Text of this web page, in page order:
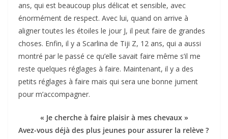
ans, qui est beaucoup plus délicat et sensible, avec
énormément de respect. Avec lui, quand on arrive à
aligner toutes les étoiles le jour J, il peut faire de grandes
choses. Enfin, il y a Scarlina de Tiji Z, 12 ans, qui a aussi
montré par le passé ce qu’elle savait faire même s’il me
reste quelques réglages à faire. Maintenant, il y a des
petits réglages à faire mais qui sera une bonne jument
pour m’accompagner.
« Je cherche à faire plaisir à mes chevaux »
Avez-vous déjà des plus jeunes pour assurer la relève ?